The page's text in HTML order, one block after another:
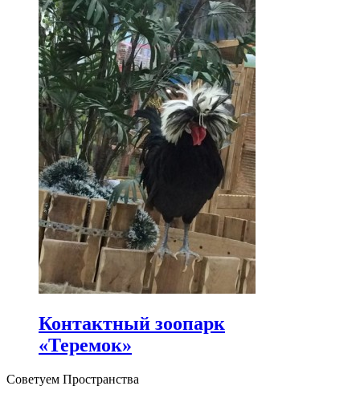
Контактный зоопарк
«Теремок»
Советуем Пространства